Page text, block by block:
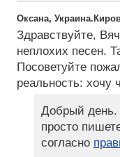
Оксана,
Здравствуйте,
неплохих песен.
Посоветуйте
реальность:
Добрый день.
просто
согласно